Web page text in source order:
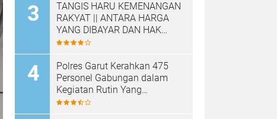
TANGIS HARU KEMENANGAN
RAKYAT || ANTARA HARGA
YANG DIBAYAR DAN HAK
YANG DIRAMPAS
Polres Garut Kerahkan 475
Personel Gabungan dalam
Kegiatan Rutin Yang
Ditingkatkan, Ciptakan Situasi